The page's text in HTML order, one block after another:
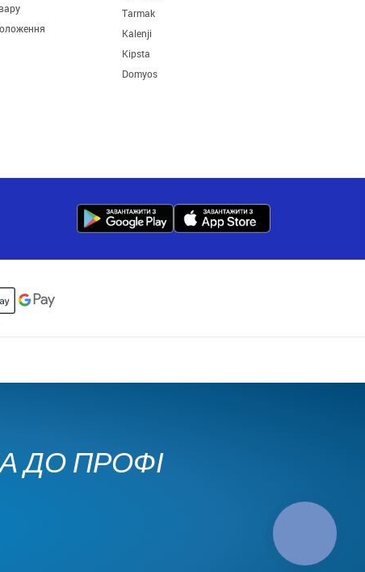
Tarmak
Kalenji
Kipsta
Domyos
ДО ПРОФІ